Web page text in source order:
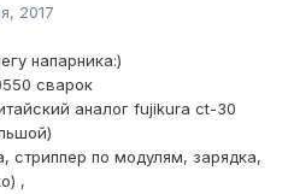
2017
напарника:)
сварок
аналог fujikura ct-30
стриппер по модулям, зарядка,
,